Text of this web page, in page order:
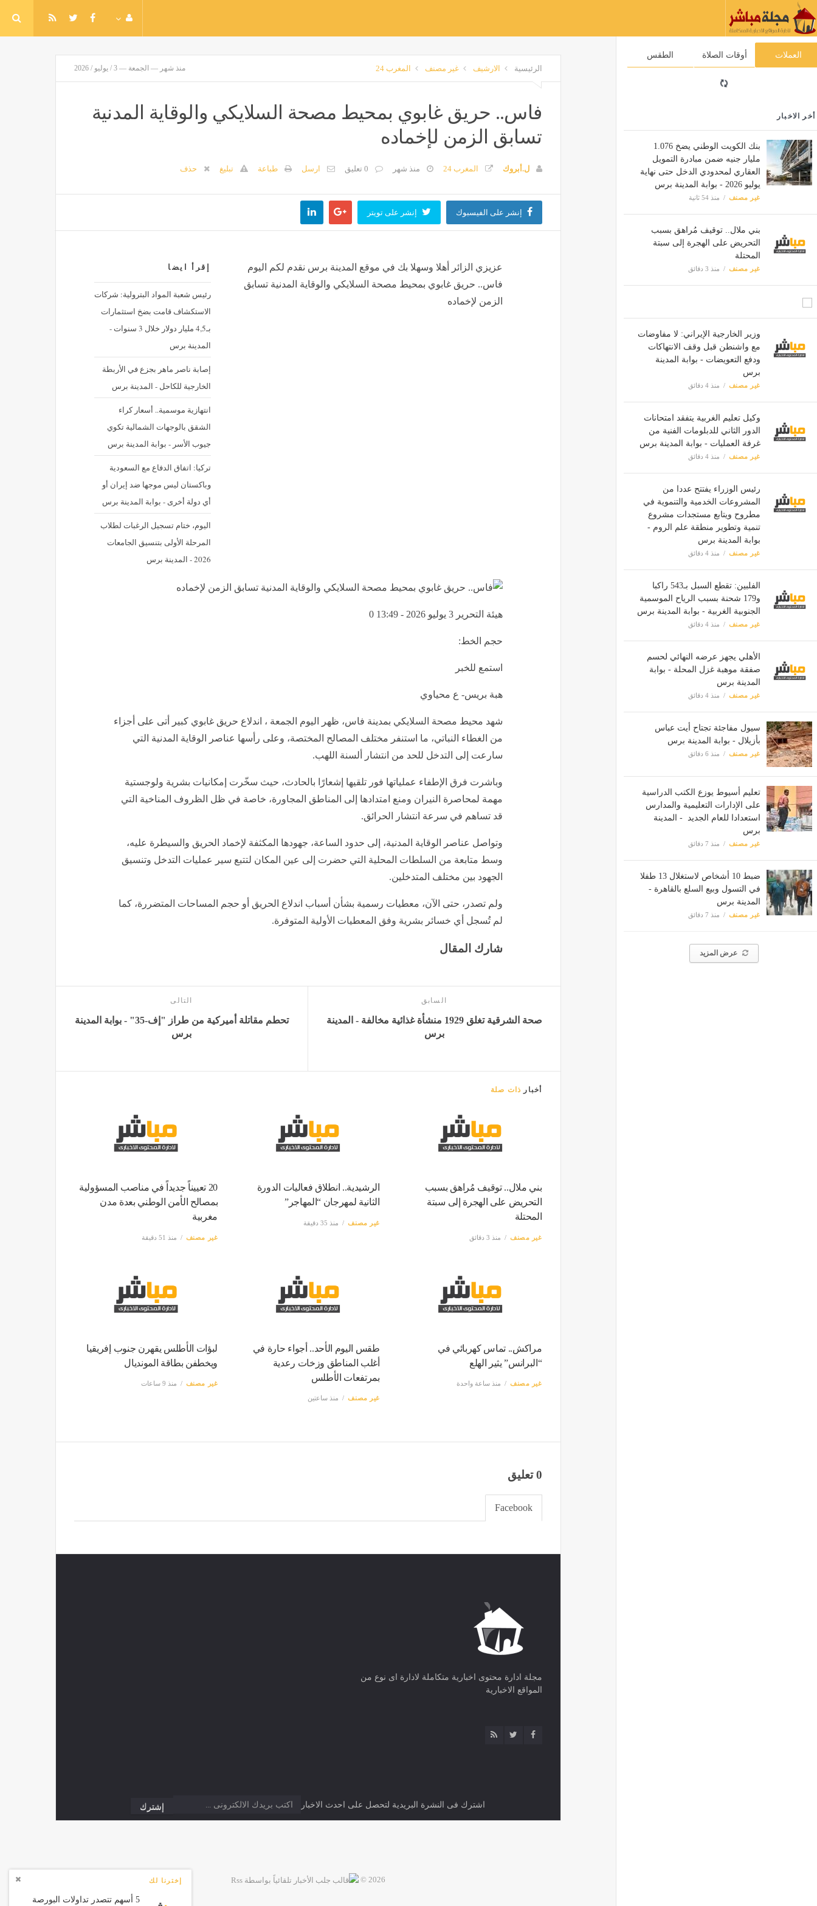
العملات أوقات الصلاة الطقس
أخر الاخبار
بنك الكويت الوطني يضخ 1.076
مليار جنيه ضمن مبادرة التمويل
العقاري لمحدودي الدخل حتى نهاية
يوليو 2026 - بوابة المدينة برس
غير مصنف منذ 54 ثانية
بني ملال.. توقيف مُراهق بسبب
التحريض على الهجرة إلى سبتة
المحتلة
غير مصنف منذ 3 دقائق
وزیر الخارجية الإيراني: لا مفاوضات
مع واشنطن قبل وقف الانتهاكات
ودفع التعويضات - بوابة المدينة
برس
غير مصنف منذ 4 دقائق
وكيل تعليم الغربية يتفقد امتحانات
الدور الثاني للدبلومات الفنية من
غرفة العمليات - بوابة المدينة برس
غير مصنف منذ 4 دقائق
رئيس الوزراء يفتتح عددا من
المشروعات الخدمية والتنموية في
مطروح ويتابع مستجدات مشروع
تنمية وتطوير منطقة علم الروم -
بوابة المدينة برس
غير مصنف منذ 4 دقائق
الفلبين: تقطع السبل بـ543 راكبا
و179 شحنة بسبب الرياح الموسمية
الجنوبية الغربية - بوابة المدينة برس
غير مصنف منذ 4 دقائق
الأهلي يجهز عرضه النهائي لحسم
صفقة موهبة غزل المحلة - بوابة
المدينة برس
غير مصنف منذ 4 دقائق
سيول مفاجئة تجتاح أيت عباس
بأزيلال - بوابة المدينة برس
غير مصنف منذ 6 دقائق
تعليم أسيوط يوزع الكتب الدراسية
على الإدارات التعليمية والمدارس
استعدادا للعام الجديد - المدينة
برس
غير مصنف منذ 7 دقائق
ضبط 10 أشخاص لاستغلال 13 طفلا
في التسول وبيع السلع بالقاهرة -
المدينة برس
غير مصنف منذ 7 دقائق
عرض المزيد
الرئيسية الارشيف غير مصنف المغرب 24 منذ شهر — الجمعة — 3 / يوليو / 2026
فاس.. حريق غابوي بمحيط مصحة السلايكي والوقاية المدنية
تسابق الزمن لإخماده
ل.أبروك المغرب 24 منذ شهر 0 تعليق ارسل طباعة تبليغ حذف
إنشر على الفيسبوك إنشر على تويتر
إقرأ ايضا
رئيس شعبة المواد البترولية: شركات
الاستكشاف قامت بضخ استثمارات
بـ4,5 مليار دولار خلال 3 سنوات -
المدينة برس
إصابة ناصر ماهر بجزع في الأربطة
الخارجية للكاحل - المدينة برس
‪انتهازية موسمية.. أسعار كراء
الشقق بالوجهات الشمالية تكوي
جيوب الأسر - بوابة المدينة برس
تركيا: اتفاق الدفاع مع السعودية
وباكستان ليس موجها ضد إيران أو
أي دولة أخرى - بوابة المدينة برس
اليوم، ختام تسجيل الرغبات لطلاب
المرحلة الأولى بتنسيق الجامعات
2026 - المدينة برس
عزيزي الزائر أهلا وسهلا بك في موقع المدينة برس نقدم لكم اليوم
فاس.. حريق غابوي بمحيط مصحة السلايكي والوقاية المدنية تسابق
الزمن لإخماده
هيئة التحرير 3 يوليو 2026 - 13:49 0
حجم الخط:
استمع للخبر
هبة بريس- ع محياوي
شهد محيط مصحة السلايكي بمدينة فاس، ظهر اليوم الجمعة ، اندلاع حريق غابوي كبير أتى على أجزاء
من الغطاء النباتي، ما استنفر مختلف المصالح المختصة، وعلى رأسها عناصر الوقاية المدنية التي
سارعت إلى التدخل للحد من انتشار ألسنة اللهب.
وباشرت فرق الإطفاء عملياتها فور تلقيها إشعارًا بالحادث، حيث سخّرت إمكانيات بشرية ولوجستية
مهمة لمحاصرة النيران ومنع امتدادها إلى المناطق المجاورة، خاصة في ظل الظروف المناخية التي
قد تساهم في سرعة انتشار الحرائق.
وتواصل عناصر الوقاية المدنية، إلى حدود الساعة، جهودها المكثفة لإخماد الحريق والسيطرة عليه،
وسط متابعة من السلطات المحلية التي حضرت إلى عين المكان لتتبع سير عمليات التدخل وتنسيق
الجهود بين مختلف المتدخلين.
ولم تصدر، حتى الآن، معطيات رسمية بشأن أسباب اندلاع الحريق أو حجم المساحات المتضررة، كما
لم تُسجل أي خسائر بشرية وفق المعطيات الأولية المتوفرة.
شارك المقال
إخترنا لك
5 أسهم تتصدر تداولات البورصة
السابق
صحة الشرقية تغلق 1929 منشأة غذائية مخالفة - المدينة
برس
التالى
تحطم مقاتلة أميركية من طراز "إف-35" - بوابة المدينة
برس
أخبار ذات صلة
بني ملال.. توقيف مُراهق بسبب
التحريض على الهجرة إلى سبتة
المحتلة
غير مصنف منذ 3 دقائق
الرشيدية.. انطلاق فعاليات الدورة
الثانية لمهرجان “المهاجر”
غير مصنف منذ 35 دقيقة
20 تعييناً جديداً في مناصب المسؤولية
بمصالح الأمن الوطني بعدة مدن
مغربية
غير مصنف منذ 51 دقيقة
مراكش.. تماس كهربائي في
“البرانس” يثير الهلع
غير مصنف منذ ساعة واحدة
طقس اليوم الأحد.. أجواء حارة في
أغلب المناطق وزخات رعدية
بمرتفعات الأطلس
غير مصنف منذ ساعتين
لبؤات الأطلس يقهرن جنوب إفريقيا
ويخطفن بطاقة المونديال
غير مصنف منذ 9 ساعات
0 تعليق
Facebook
مجلة ادارة محتوى اخبارية متكاملة لادارة اى نوع من
المواقع الاخبارية
اشترك فى النشرة البريدية لتحصل على احدث الاخبار
2026 ©